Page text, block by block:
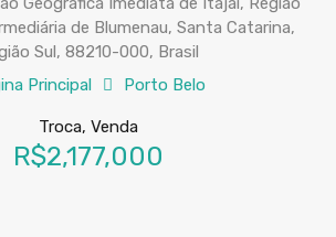
de Blumenau, Santa Catarina,
Sul, 88210-000, Brasil
Principal
Porto Belo
Troca, Venda
R$2,177,000